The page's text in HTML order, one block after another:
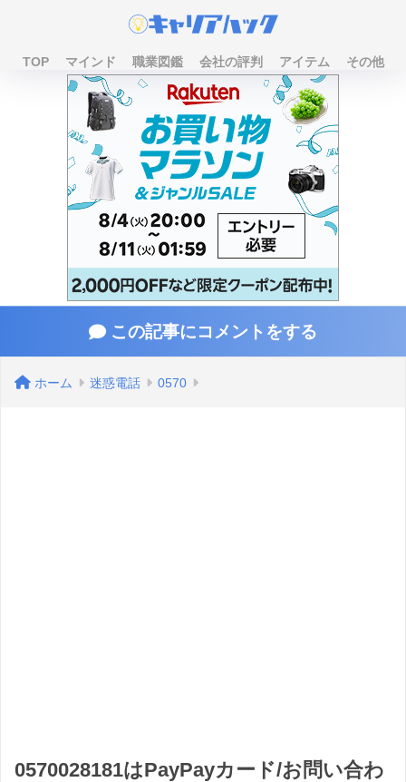
TOP マインド 職業図鑑 会社の評判 アイテム その他
この記事にコメントをする
ホーム 迷惑電話 0570
0570028181はPayPayカード/お問い合わ